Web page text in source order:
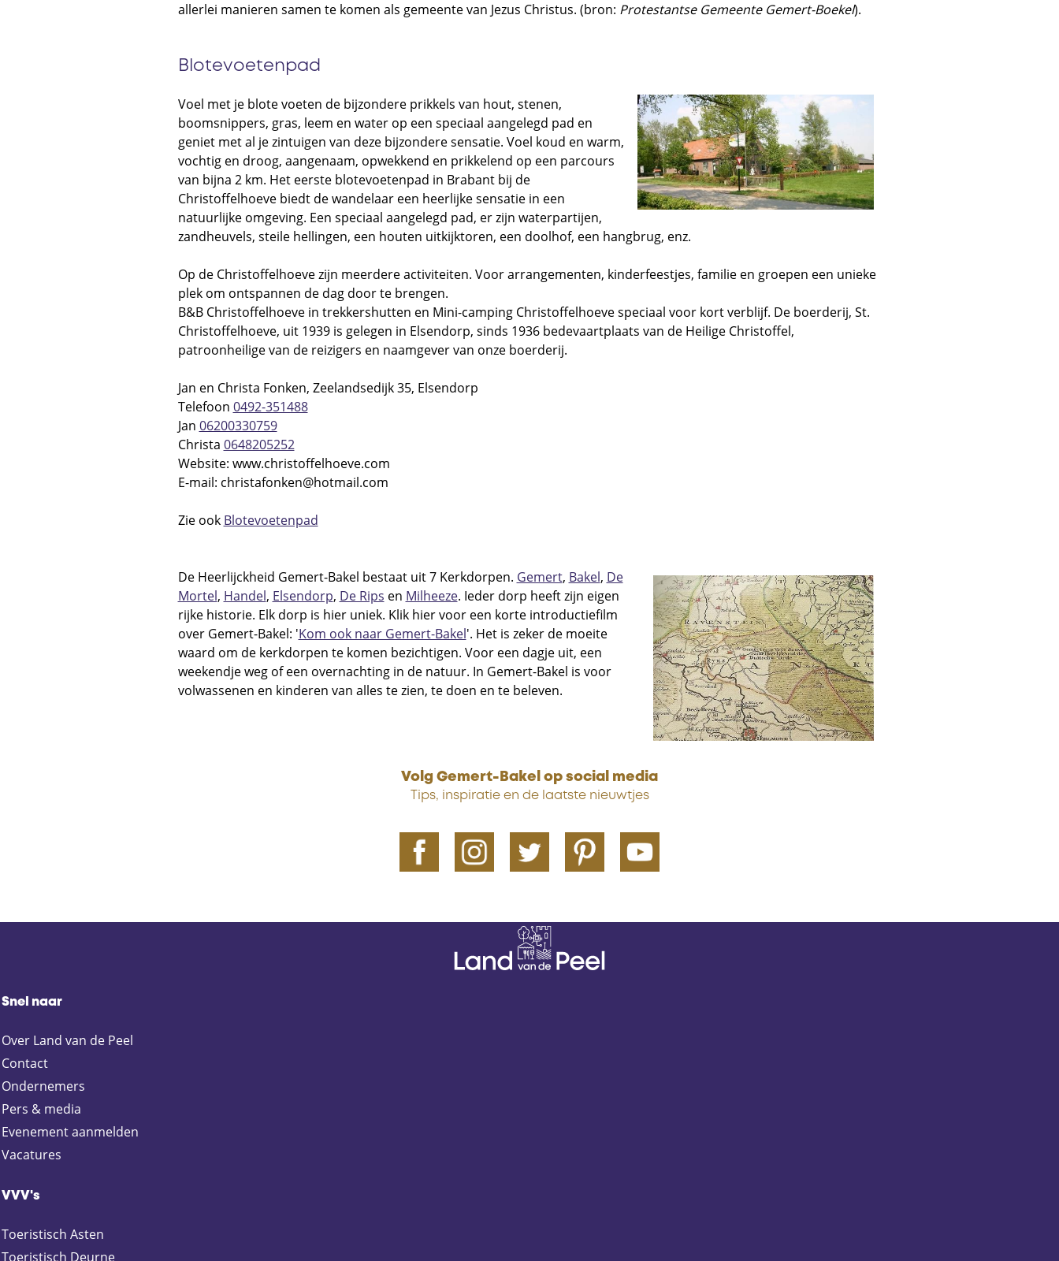
allerlei manieren samen te komen als gemeente van Jezus Christus. (bron: Protestantse Gemeente Gemert-Boekel).
Blotevoetenpad
Voel met je blote voeten de bijzondere prikkels van hout, stenen,
boomsnippers, gras, leem en water op een speciaal aangelegd pad en
geniet met al je zintuigen van deze bijzondere sensatie. Voel koud en warm,
vochtig en droog, aangenaam, opwekkend en prikkelend op een parcours
van bijna 2 km. Het eerste blotevoetenpad in Brabant bij de
Christoffelhoeve biedt de wandelaar een heerlijke sensatie in een
natuurlijke omgeving. Een speciaal aangelegd pad, er zijn waterpartijen,
zandheuvels, steile hellingen, een houten uitkijktoren, een doolhof, een hangbrug, enz.
Op de Christoffelhoeve zijn meerdere activiteiten. Voor arrangementen, kinderfeestjes, familie en groepen een unieke
plek om ontspannen de dag door te brengen.
B&B Christoffelhoeve in trekkershutten en Mini-camping Christoffelhoeve speciaal voor kort verblijf. De boerderij, St.
Christoffelhoeve, uit 1939 is gelegen in Elsendorp, sinds 1936 bedevaartplaats van de Heilige Christoffel,
patroonheilige van de reizigers en naamgever van onze boerderij.
Jan en Christa Fonken, Zeelandsedijk 35, Elsendorp
Telefoon 0492-351488
Jan 06200330759
Christa 0648205252
Website: www.christoffelhoeve.com
E-mail: christafonken@hotmail.com
Zie ook Blotevoetenpad
De Heerlijckheid Gemert-Bakel bestaat uit 7 Kerkdorpen. Gemert, Bakel, De
Mortel, Handel, Elsendorp, De Rips en Milheeze. Ieder dorp heeft zijn eigen
rijke historie. Elk dorp is hier uniek. Klik hier voor een korte introductiefilm
over Gemert-Bakel: 'Kom ook naar Gemert-Bakel'. Het is zeker de moeite
waard om de kerkdorpen te komen bezichtigen. Voor een dagje uit, een
weekendje weg of een overnachting in de natuur. In Gemert-Bakel is voor
volwassenen en kinderen van alles te zien, te doen en te beleven.
Volg Gemert-Bakel op social media
Tips, inspiratie en de laatste nieuwtjes
Snel naar
Over Land van de Peel
Contact
Ondernemers
Pers & media
Evenement aanmelden
Vacatures
VVV's
Toeristisch Asten
Toeristisch Deurne